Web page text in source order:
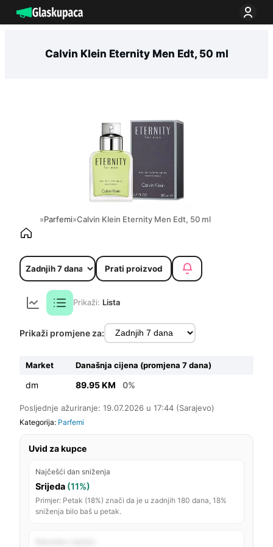
na
Calvin Klein Eternity Men Edt, 50 ml
»Parfemi»Calvin Klein Eternity Men Edt, 50 ml
Prati proizvod
Prikaži: Lista
Prikaži promjene za:
Market Današnja cijena (promjena 7 dana)
dm 89.95 KM 0%
Posljednje ažuriranje: 19.07.2026 u 17:44 (Sarajevo)
Kategorija: Parfemi
Uvid za kupce
Najčešći dan sniženja
Srijeda (11%)
Primjer: Petak (18%) znači da je u zadnjih 180 dana, 18%
sniženja bilo baš u petak.